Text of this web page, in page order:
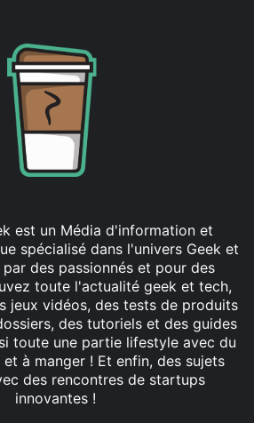
est un Média d'information et
spécialisé dans l'univers Geek et
des passionnés et pour des
toute l'actualité geek et tech,
jeux vidéos, des tests de produits
des tutoriels et des guides
toute une partie lifestyle avec du
à manger ! Et enfin, des sujets
des rencontres de startups
innovantes !